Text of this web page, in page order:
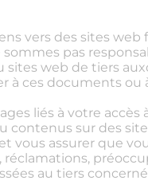
vers des sites web
pas
web de tiers
à ces documents ou
liés à votre accès
contenus sur des
assurer que
au tiers